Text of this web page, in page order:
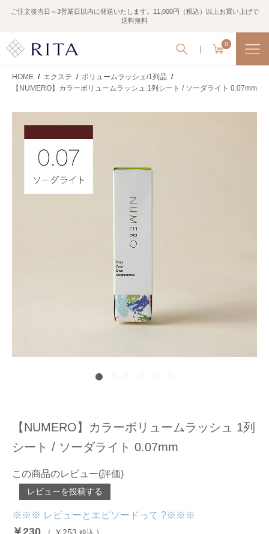
ご注文後当日～3営業日以内に発送いたします。11,000円（税込）以上お買い上げで
送料無料
0
HOME / エクステ / ボリュームラッシュ/1列品 /
【NUMERO】カラーボリュームラッシュ 1列シート / ソーダライト 0.07mm
【NUMERO】カラーボリュームラッシュ 1列
シート / ソーダライト 0.07mm
この商品のレビュー(評価)
レビューを投稿する
※※※ レビューとエピソードって ?※※※
￥230